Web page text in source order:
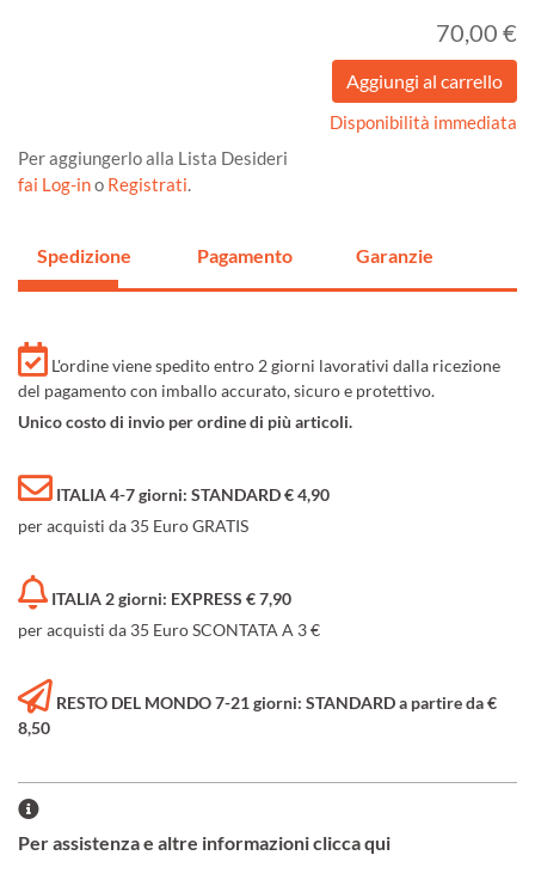
70,00 €
Disponibilità immediata
Per aggiungerlo alla Lista Desideri
fai Log-ino Registrati.
Spedizione Pagamento Garanzie
L'ordine viene spedito entro 2 giorni lavorativi dalla ricezione
del pagamento con imballo accurato, sicuro e protettivo.
Unico costo di invio per ordine di più articoli.
ITALIA 4-7 giorni: STANDARD € 4,90
per acquisti da 35 Euro GRATIS
ITALIA 2 giorni: EXPRESS € 7,90
per acquisti da 35 Euro SCONTATA A 3 €
RESTO DEL MONDO 7-21 giorni: STANDARD a partire da €
8,50
Per assistenza e altre informazioni clicca qui